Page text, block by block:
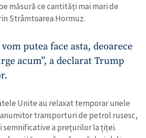
măsură ce cantități mai mari de
Strâmtoarea Hormuz.
putea face asta, deoarece
acum”, a declarat Trump
Unite au relaxat temporar unele
transporturi de petrol rusesc,
a prețurilor la țiței.